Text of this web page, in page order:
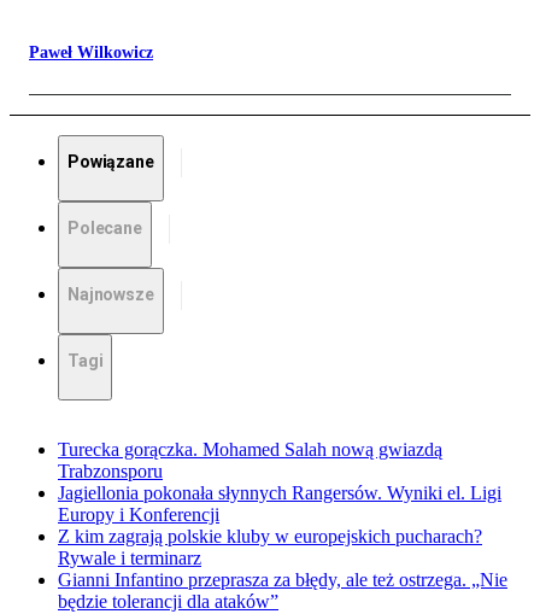
Paweł Wilkowicz
Powiązane
Polecane
Najnowsze
Tagi
Turecka gorączka. Mohamed Salah nową gwiazdą
Trabzonsporu
Jagiellonia pokonała słynnych Rangersów. Wyniki el. Ligi
Europy i Konferencji
Z kim zagrają polskie kluby w europejskich pucharach?
Rywale i terminarz
Gianni Infantino przeprasza za błędy, ale też ostrzega. „Nie
będzie tolerancji dla ataków”